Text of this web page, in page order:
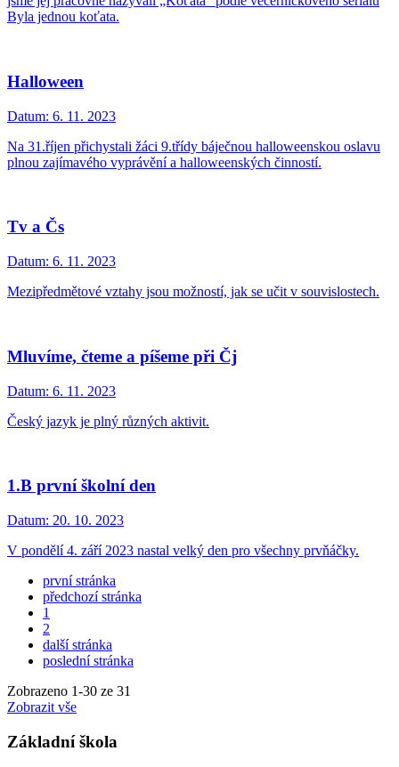
Byla jednou koťata.
Halloween
Datum: 6. 11. 2023
Na 31.říjen přichystali žáci 9.třídy báječnou halloweenskou oslavu
plnou zajímavého vyprávění a halloweenských činností.
Tv a Čs
Datum: 6. 11. 2023
Mezipředmětové vztahy jsou možností, jak se učit v souvislostech.
Mluvíme, čteme a píšeme při Čj
Datum: 6. 11. 2023
Český jazyk je plný různých aktivit.
1.B první školní den
Datum: 20. 10. 2023
V pondělí 4. září 2023 nastal velký den pro všechny prvňáčky.
první stránka
předchozí stránka
1
2
další stránka
poslední stránka
Zobrazeno 1-30 ze 31
Zobrazit vše
Základní škola